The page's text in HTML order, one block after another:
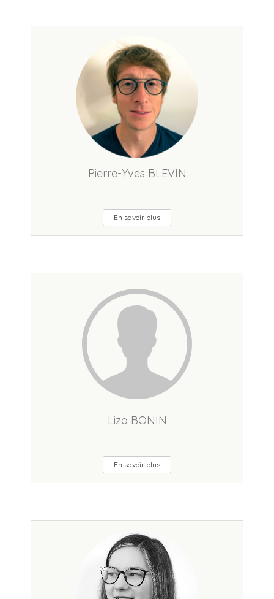
Pierre-Yves BLEVIN
En savoir plus
Liza BONIN
En savoir plus